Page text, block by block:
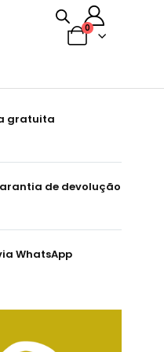
0
gratuita
de devolução
WhatsApp